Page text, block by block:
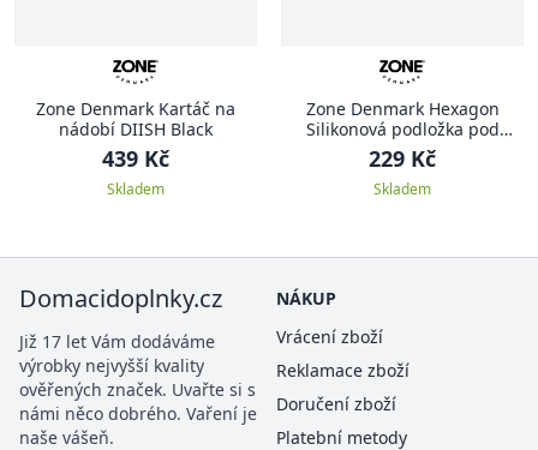
Zone Denmark Kartáč na
nádobí DIISH Black
439 Kč
Skladem
Zone Denmark Hexagon
Silikonová podložka pod
hrnec 1 ks, tmavě šedá
229 Kč
Skladem
Domacidoplnky.cz
Již 17 let Vám dodáváme
výrobky nejvyšší kvality
ověřených značek. Uvařte si s
námi něco dobrého. Vaření je
naše vášeň.
NÁKUP
Vrácení zboží
Reklamace zboží
Doručení zboží
Platební metody